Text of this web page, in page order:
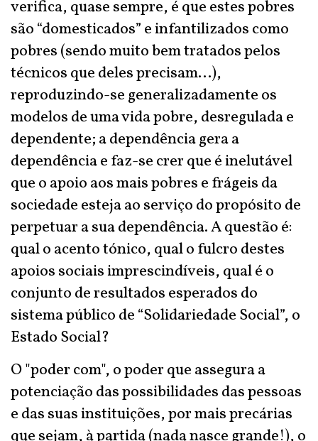
verifica, quase sempre, é que estes pobres
são “domesticados” e infantilizados como
pobres (sendo muito bem tratados pelos
técnicos que deles precisam...),
reproduzindo-se generalizadamente os
modelos de uma vida pobre, desregulada e
dependente; a dependência gera a
dependência e faz-se crer que é inelutável
que o apoio aos mais pobres e frágeis da
sociedade esteja ao serviço do propósito de
perpetuar a sua dependência. A questão é:
qual o acento tónico, qual o fulcro destes
apoios sociais imprescindíveis, qual é o
conjunto de resultados esperados do
sistema público de “Solidariedade Social”, o
Estado Social?
O "poder com", o poder que assegura a
potenciação das possibilidades das pessoas
e das suas instituições, por mais precárias
que sejam, à partida (nada nasce grande!), o